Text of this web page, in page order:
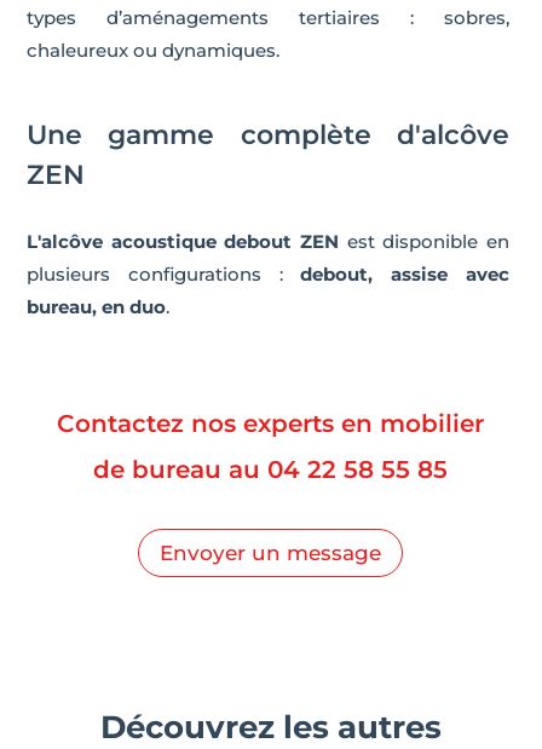
types d’aménagements tertiaires : sobres,
chaleureux ou dynamiques.
Une gamme complète d'alcôve
ZEN
L'alcôve acoustique debout ZEN est disponible en
plusieurs configurations :debout, assise avec
bureau, en duo.
Contactez nos experts en mobilier
de bureau au 04 22 58 55 85
Envoyer un message
Découvrez les autres